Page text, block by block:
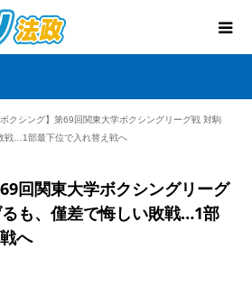
ボクシング】第69回関東大学ボクシングリーグ戦 対駒
戦…1部最下位で入れ替え戦へ
回関東大学ボクシングリーグ
も、僅差で悔しい敗戦…1部
へ